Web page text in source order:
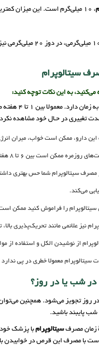
، 10 میلی‌گرم است. این میزان کمترین دوز تجویز شده توسط پزشک است که باید یک‌بار در روز مصرف شود.
سیتالوپرام
می‌کنید، به این نکات توچه کنید:
تغییری در حـال خود مشاهده
ممکن است بین 6 تا 8 هفته زمان نیاز داشته باشد.
سیتالوپرام شما حس بهتری داشته
می‌کند.
را فراموش کنید ممکن است
نیز علائمی مانند تحریک‌پذیری
از نوشیدن الکل و استفاده از
سیتالوپرام معمولا خطری در پی
در شب یا در روز؟
در روز تجویز می‌شود. همچنین
پایبند باشید.
زمان مصرف سیتالوپرام با پزشک
با مصرف این قرص در خوابیدن